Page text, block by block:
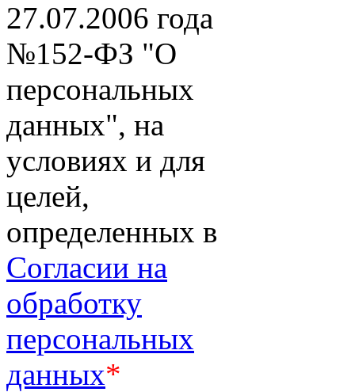
27.07.2006 года
№152-ФЗ "О
персональных
данных", на
условиях и для
целей,
определенных в
Согласии на
обработку
персональных
данных*